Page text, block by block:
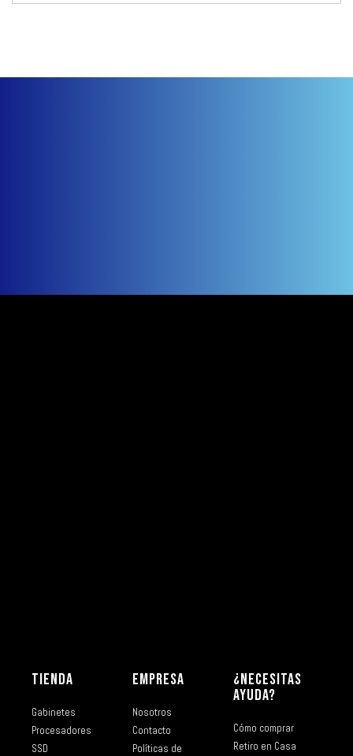
TIENDA
Gabinetes
Procesadores
SSD
EMPRESA
Nosotros
Contacto
Políticas de
¿NECESITAS
AYUDA?
Cómo comprar
Retiro en Casa